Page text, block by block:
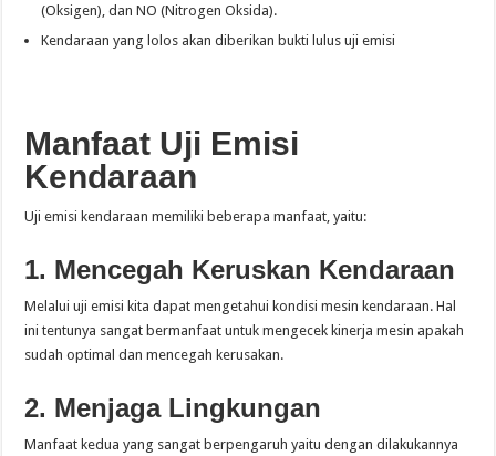
(Oksigen), dan NO (Nitrogen Oksida).
Kendaraan yang lolos akan diberikan bukti lulus uji emisi
Manfaat Uji Emisi
Kendaraan
Uji emisi kendaraan memiliki beberapa manfaat, yaitu:
1. Mencegah Keruskan Kendaraan
Melalui uji emisi kita dapat mengetahui kondisi mesin kendaraan. Hal
ini tentunya sangat bermanfaat untuk mengecek kinerja mesin apakah
sudah optimal dan mencegah kerusakan.
2. Menjaga Lingkungan
Manfaat kedua yang sangat berpengaruh yaitu dengan dilakukannya